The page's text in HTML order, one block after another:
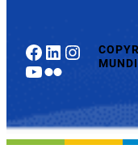
Facebook
LinkedIn
YouTube
Flickr